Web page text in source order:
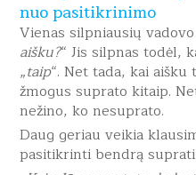
nuo pasitikrinimo
Vienas silpniausių
aišku?“ Jis silpnas todėl,
„taip“. Net tada, kai
žmogus suprato kitaip.
nežino, ko nesuprato.
Daug geriau veikia
pasitikrinti bendrą